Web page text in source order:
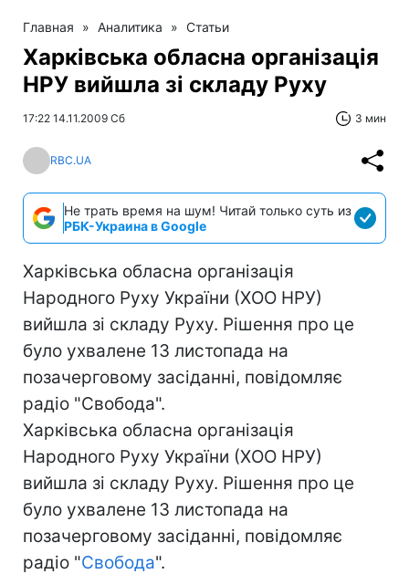
Главная » Аналитика » Статьи
Харківська обласна організація
НРУ вийшла зі складу Руху
17:22 14.11.2009 Сб 3 мин
RBC.UA
Не трать время на шум! Читай только суть из
РБК-Украина в Google
Харківська обласна організація
Народного Руху України (ХОО НРУ)
вийшла зі складу Руху. Рішення про це
було ухвалене 13 листопада на
позачерговому засіданні, повідомляє
радіо "Свобода".
Харківська обласна організація
Народного Руху України (ХОО НРУ)
вийшла зі складу Руху. Рішення про це
було ухвалене 13 листопада на
позачерговому засіданні, повідомляє
радіо "Свобода".